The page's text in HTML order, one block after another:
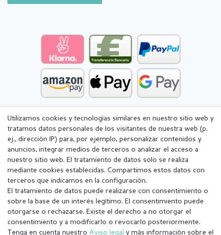
Utilizamos cookies y tecnologías similares en nuestro sitio web y
tratamos datos personales de los visitantes de nuestra web (p.
ej., dirección IP) para, por ejemplo, personalizar contenidos y
anuncios, integrar medios de terceros o analizar el acceso a
nuestro sitio web. El tratamiento de datos solo se realiza
mediante cookies establecidas. Compartimos estos datos con
terceros que indicamos en la configuración.
El tratamiento de datos puede realizarse con consentimiento o
sobre la base de un interés legítimo. El consentimiento puede
otorgarse o rechazarse. Existe el derecho a no otorgar el
consentimiento y a modificarlo o revocarlo posteriormente.
Tenga en cuenta nuestro Aviso legal y más información sobre el